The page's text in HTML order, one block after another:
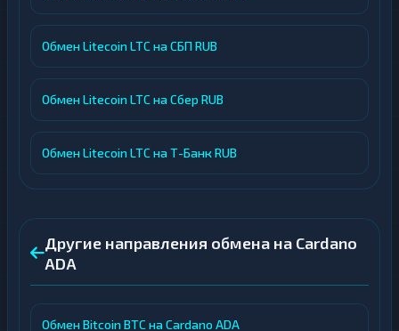
Обмен Litecoin LTC на СБП RUB
Обмен Litecoin LTC на Сбер RUB
Обмен Litecoin LTC на Т-Банк RUB
Другие направления обмена на Cardano
ADA
Обмен Bitcoin BTC на Cardano ADA